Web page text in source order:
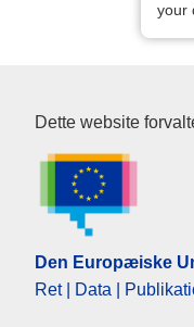
your
Den
Dette website
Den Europæiske
Ret | Data |